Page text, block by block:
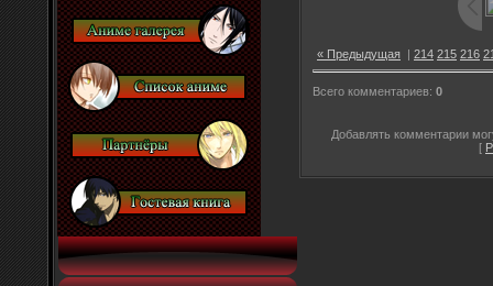
« Предыдущая | 214 215 216
Всего комментариев: 0
Добавлять комментарии
[